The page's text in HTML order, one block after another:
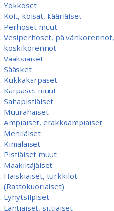
Yökköset
Koit, koisat, kääriäiset
Perhoset muut
Vesiperhoset, päivänkorennot,
koskikorennot
Vaaksiaiset
Sääsket
Kukkakärpäset
Kärpäset muut
Sahapistiäiset
Muurahaiset
Ampiaiset, erakkoampiaiset
Mehiläiset
Kimalaiset
Pistiäiset muut
Maakiitäjäiset
Haiskiaiset, turkkilot
(Raatokuoriaiset)
Lyhytsiipiset
Lantiaiset, sittiäiset